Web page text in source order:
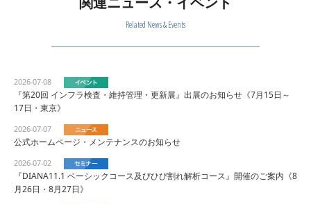
Related News & Events
2026-07-08
『第20回 インフラ検査・維持管理・更新展』出展のお知らせ《7月15日～
17日・東京》
2026-07-07
公式ホームページ・メンテナンスのお知らせ
2026-07-02
『DIANA11.1 ベーシックコース及びひび割れ解析コース』開催のご案内《8
月26日・8月27日》